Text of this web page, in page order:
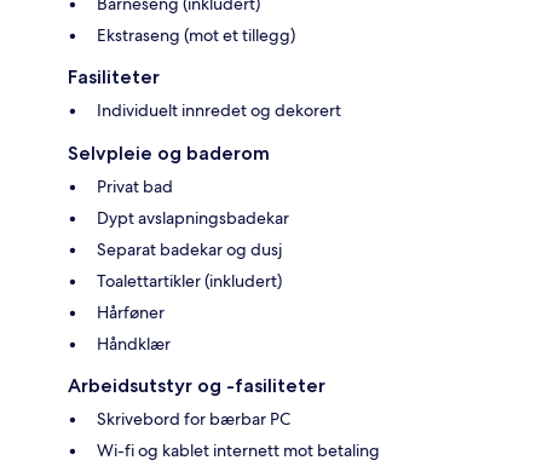
Ekstraseng (mot et tillegg)
Fasiliteter
Individuelt innredet og dekorert
Selvpleie og baderom
Privat bad
Dypt avslapningsbadekar
Separat badekar og dusj
Toalettartikler (inkludert)
Hårføner
Håndklær
Arbeidsutstyr og -fasiliteter
Skrivebord for bærbar PC
Wi-fi og kablet internett mot betaling